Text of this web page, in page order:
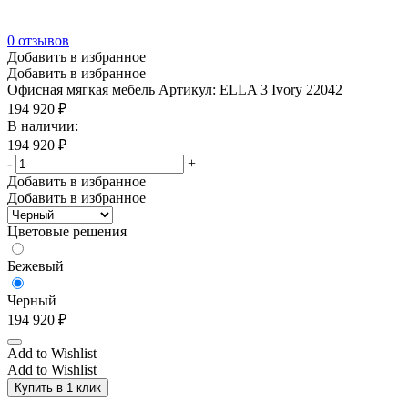
0 отзывов
Добавить в избранное
Добавить в избранное
Офисная мягкая мебель Артикул: ELLA 3 Ivory 22042
194 920 ₽
В наличии:
194 920 ₽
-
+
Добавить в избранное
Добавить в избранное
Цветовые решения
Бежевый
Черный
194 920 ₽
Add to Wishlist
Add to Wishlist
Купить в 1 клик